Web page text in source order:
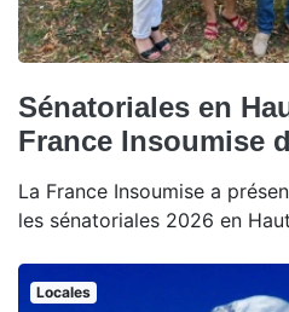
Sénatoriales en
France Insoumise
La France Insoumise a
les sénatoriales 2026 en
Locales